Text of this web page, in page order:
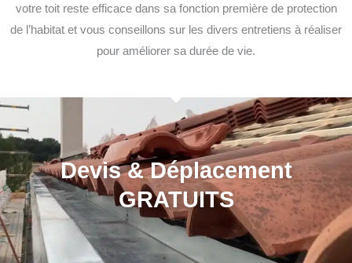
votre toit reste efficace dans sa fonction première de protection
de l’habitat et vous conseillons sur les divers entretiens à réaliser
pour améliorer sa durée de vie.
Devis & Déplacement
GRATUITS